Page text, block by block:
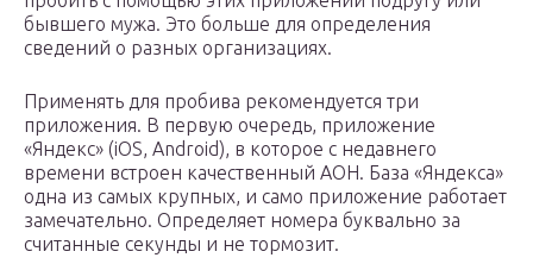
бывшего мужа. Это больше для определения
сведений о разных организациях.
Применять для пробива рекомендуется три
приложения. В первую очередь, приложение
«Яндекс» (iOS, Android), в которое с недавнего
времени встроен качественный АОН. База «Яндекса»
одна из самых крупных, и само приложение работает
замечательно. Определяет номера буквально за
считанные секунды и не тормозит.